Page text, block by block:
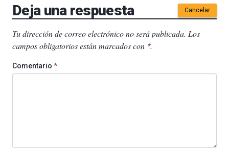
Deja una respuesta Cancelar
Tu dirección de correo electrónico no será publicada. Los
campos obligatorios están marcados con *.
Comentario *